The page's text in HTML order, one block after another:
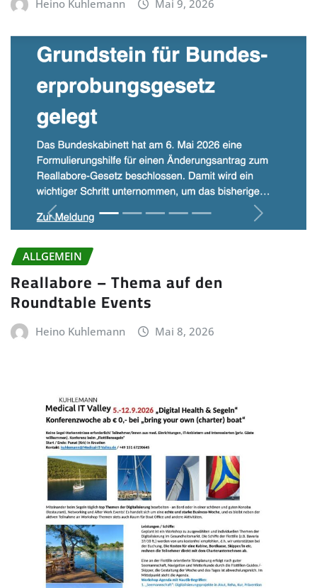
Heino Kuhlemann Mai 9, 2026
ALLGEMEIN
Reallabore – Thema auf den
Roundtable Events
Heino Kuhlemann Mai 8, 2026